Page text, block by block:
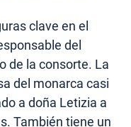
clave en el
del
de la consorte. La
del monarca casi
a doña Letizia a
También tiene un